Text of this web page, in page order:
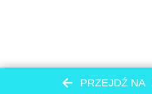
PRZEJDŹ NA